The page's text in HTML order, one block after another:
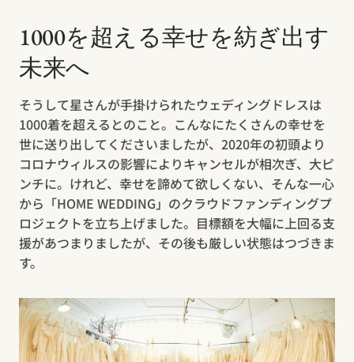
1000を超える幸せを紡ぎ出す
未来へ
そうして星さんが手掛けられたウェディングドレスは
1000着を超えるとのこと。こんなにたくさんの幸せを
世に送り出してくださいましたが、2020年の初頭より
コロナウィルスの影響によりキャンセルが相次ぎ、大ピ
ンチに。けれど、幸せを諦めて欲しくない、そんな一心
から「HOME WEDDING」のクラウドファンディングプ
ロジェクトを立ち上げました。目標額を大幅に上回る支
援があつまりましたが、その後も厳しい状態はつづきま
す。